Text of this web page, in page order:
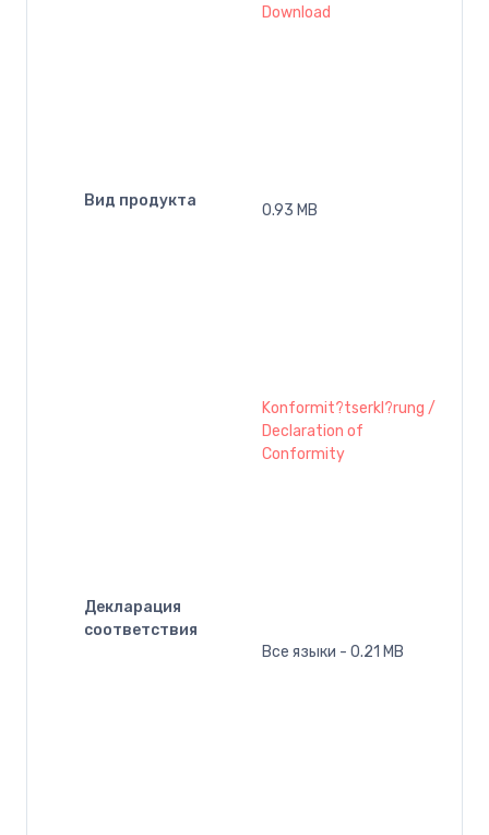
Вид продукта
Download
0.93 MB
Декларация
соответствия
Konformit?tserkl?rung /
Declaration of
Conformity
Все языки - 0.21 MB